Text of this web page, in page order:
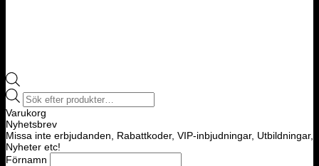
Products
search
Varukorg
Nyhetsbrev
Missa inte erbjudanden, Rabattkoder, VIP-inbjudningar, Utbildningar,
Nyheter etc!
Förnamn